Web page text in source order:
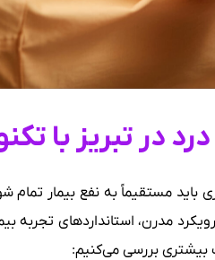
در تبریز با
مستقیماً به نفع بیمار تمام
مدرن، استانداردهای تجربه
بیشتری بررسی می‌کنیم: